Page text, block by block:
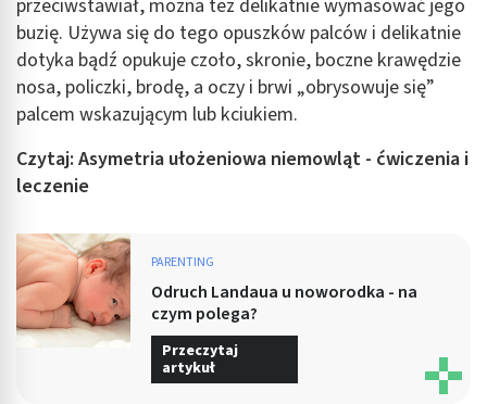
przeciwstawiał, można też delikatnie wymasować jego
buzię. Używa się do tego opuszków palców i delikatnie
dotyka bądź opukuje czoło, skronie, boczne krawędzie
nosa, policzki, brodę, a oczy i brwi „obrysowuje się”
palcem wskazującym lub kciukiem.
Czytaj: Asymetria ułożeniowa niemowląt - ćwiczenia i
leczenie
PARENTING
Odruch Landaua u noworodka - na
czym polega?
Przeczytaj
artykuł